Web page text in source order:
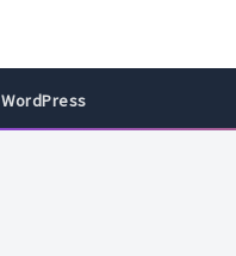
WordPress